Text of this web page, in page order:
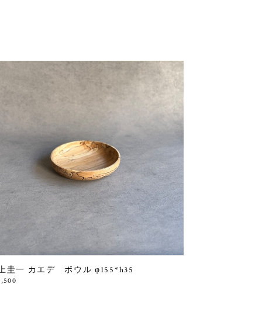
圭一 カエデ ボウル φ155*h35